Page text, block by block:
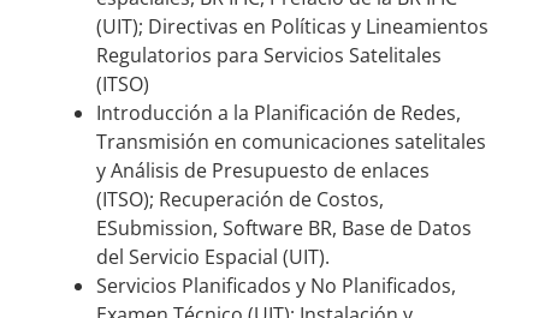
(UIT); Directivas en Políticas y Lineamientos
Regulatorios para Servicios Satelitales
(ITSO)
Introducción a la Planificación de Redes,
Transmisión en comunicaciones satelitales
y Análisis de Presupuesto de enlaces
(ITSO); Recuperación de Costos,
ESubmission, Software BR, Base de Datos
del Servicio Espacial (UIT).
Servicios Planificados y No Planificados,